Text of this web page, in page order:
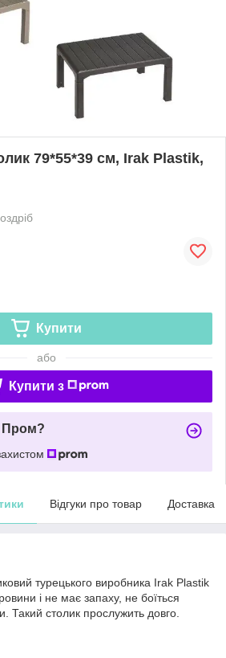
79*55*39 см, Irak Plastik,
Купити
або
Купити з
Пром?
Відгуки про товар Доставка
турецького виробника Irak Plastik
і не має запаху, не боїться
Такий столик прослужить довго.